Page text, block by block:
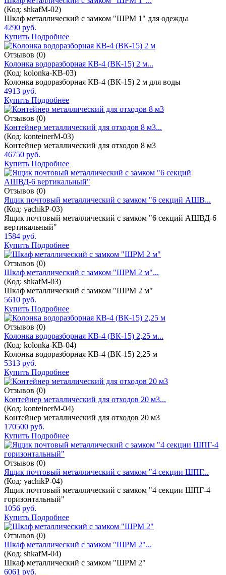
(Код: shkafM-02)
Шкаф металлический с замком "ШРМ 1" для одежды
4290 руб.
Купить Подробнее
Отзывов (0)
Колонка водоразборная КВ-4 (ВК-15) 2 м...
(Код: kolonka-КВ-03)
Колонка водоразборная КВ-4 (ВК-15) 2 м для воды
4913 руб.
Купить Подробнее
Отзывов (0)
Контейнер металлический для отходов 8 м3...
(Код: konteinerM-03)
Контейнер металлический для отходов 8 м3
46750 руб.
Купить Подробнее
Отзывов (0)
Ящик почтовый металлический с замком "6 секций АШВ...
(Код: yachikP-03)
Ящик почтовый металлический с замком "6 секций АШВД-6
вертикальный"
1584 руб.
Купить Подробнее
Отзывов (0)
Шкаф металлический с замком "ШРМ 2 м"...
(Код: shkafM-03)
Шкаф металлический с замком "ШРМ 2 м"
5610 руб.
Купить Подробнее
Отзывов (0)
Колонка водоразборная КВ-4 (ВК-15) 2,25 м...
(Код: kolonka-КВ-04)
Колонка водоразборная КВ-4 (ВК-15) 2,25 м
5313 руб.
Купить Подробнее
Отзывов (0)
Контейнер металлический для отходов 20 м3...
(Код: konteinerM-04)
Контейнер металлический для отходов 20 м3
170500 руб.
Купить Подробнее
Отзывов (0)
Ящик почтовый металлический с замком "4 секции ШПГ...
(Код: yachikP-04)
Ящик почтовый металлический с замком "4 секции ШПГ-4
горизонтальный"
1056 руб.
Купить Подробнее
Отзывов (0)
Шкаф металлический с замком "ШРМ 2"...
(Код: shkafM-04)
Шкаф металлический с замком "ШРМ 2"
6061 руб.